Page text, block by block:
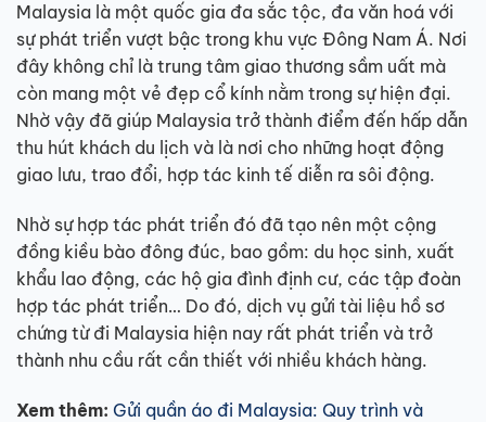
Malaysia là một quốc gia đa sắc tộc, đa văn hoá với
sự phát triển vượt bậc trong khu vực Đông Nam Á. Nơi
đây không chỉ là trung tâm giao thương sầm uất mà
còn mang một vẻ đẹp cổ kính nằm trong sự hiện đại.
Nhờ vậy đã giúp Malaysia trở thành điểm đến hấp dẫn
thu hút khách du lịch và là nơi cho những hoạt động
giao lưu, trao đổi, hợp tác kinh tế diễn ra sôi động.
Nhờ sự hợp tác phát triển đó đã tạo nên một cộng
đồng kiều bào đông đúc, bao gồm: du học sinh, xuất
khẩu lao động, các hộ gia đình định cư, các tập đoàn
hợp tác phát triển… Do đó, dịch vụ gửi tài liệu hồ sơ
chứng từ đi Malaysia hiện nay rất phát triển và trở
thành nhu cầu rất cần thiết với nhiều khách hàng.
Xem thêm: Gửi quần áo đi Malaysia: Quy trình và